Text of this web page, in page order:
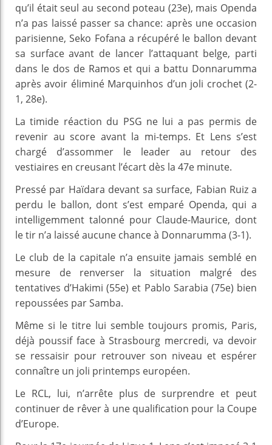
qu’il était seul au second poteau (23e), mais Openda
n’a pas laissé passer sa chance: après une occasion
parisienne, Seko Fofana a récupéré le ballon devant
sa surface avant de lancer l’attaquant belge, parti
dans le dos de Ramos et qui a battu Donnarumma
après avoir éliminé Marquinhos d’un joli crochet (2-
1, 28e).
La timide réaction du PSG ne lui a pas permis de
revenir au score avant la mi-temps. Et Lens s’est
chargé d’assommer le leader au retour des
vestiaires en creusant l’écart dès la 47e minute.
Pressé par Haïdara devant sa surface, Fabian Ruiz a
perdu le ballon, dont s’est emparé Openda, qui a
intelligemment talonné pour Claude-Maurice, dont
le tir n’a laissé aucune chance à Donnarumma (3-1).
Le club de la capitale n’a ensuite jamais semblé en
mesure de renverser la situation malgré des
tentatives d’Hakimi (55e) et Pablo Sarabia (75e) bien
repoussées par Samba.
Même si le titre lui semble toujours promis, Paris,
déjà poussif face à Strasbourg mercredi, va devoir
se ressaisir pour retrouver son niveau et espérer
connaître un joli printemps européen.
Le RCL, lui, n’arrête plus de surprendre et peut
continuer de rêver à une qualification pour la Coupe
d’Europe.